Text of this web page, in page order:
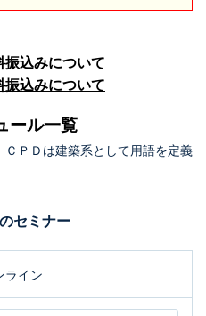
込みについて
込みについて
ール一覧
ＰＤは建築系として用語を定義
セミナー
ライン